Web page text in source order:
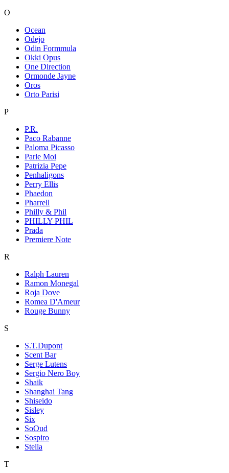
O
Ocean
Odejo
Odin Formmula
Okki Opus
One Direction
Ormonde Jayne
Oros
Orto Parisi
P
P.R.
Paco Rabanne
Paloma Picasso
Parle Moi
Patrizia Pepe
Penhaligons
Perry Ellis
Phaedon
Pharrell
Philly & Phil
PHILLY PHIL
Prada
Premiere Note
R
Ralph Lauren
Ramon Monegal
Roja Dove
Romea D'Ameur
Rouge Bunny
S
S.T.Dupont
Scent Bar
Serge Lutens
Sergio Nero Boy
Shaik
Shanghai Tang
Shiseido
Sisley
Six
SoOud
Sospiro
Stella
T